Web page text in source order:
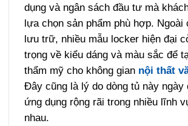
dụng và ngân sách đầu tư mà
lựa chọn sản phẩm phù hợp. Ngoài
lưu trữ, nhiều mẫu locker hiện đại
trọng về kiểu dáng và màu sắc để
thẩm mỹ cho không gian nội thất
Đây cũng là lý do dòng tủ này ngày
ứng dụng rộng rãi trong nhiều lĩnh
nhau.